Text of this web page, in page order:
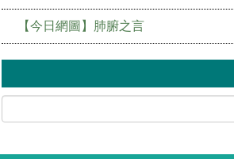
【今日網圖】肺腑之言